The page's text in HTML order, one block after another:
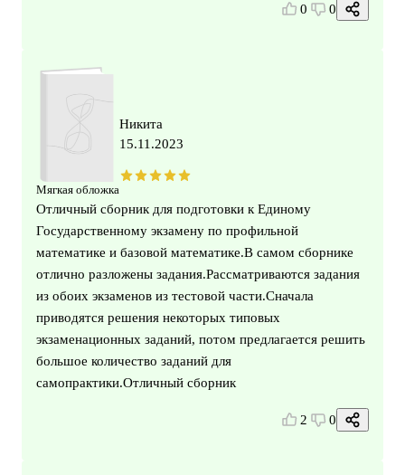
0 0
Мягкая обложка
Никита
15.11.2023
Отличный сборник для подготовки к Единому
Государственному экзамену по профильной
математике и базовой математике.В самом сборнике
отлично разложены задания.Рассматриваются задания
из обоих экзаменов из тестовой части.Сначала
приводятся решения некоторых типовых
экзаменационных заданий, потом предлагается решить
большое количество заданий для
самопрактики.Отличный сборник
2 0